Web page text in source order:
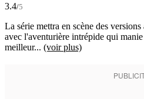
3.4/5
La série mettra en scène des
avec l'aventurière intrépide qui
meilleur... (voir plus)